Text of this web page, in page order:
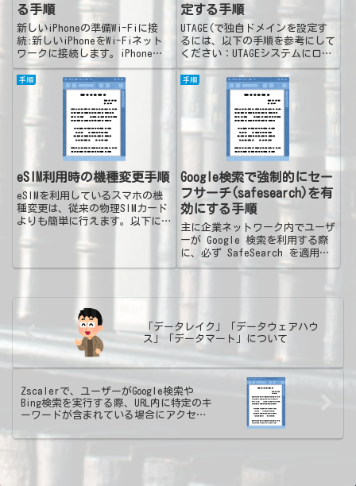
る手順
新しいiPhoneの準備Wi-Fiに接
続:新しいiPhoneをWi-Fiネット
ワークに接続します。iPhoneの
電源を入れ、画面の案内に従って
初期設定を行います。eSIMの転
送方法eSIMクイック転送を利用
する場合設定アプリを開く:新し
定する手順
UTAGE(で独自ドメインを設定す
るには、以下の手順を参考にして
ください：UTAGEシステムにログ
イン：UTAGEの管理画面にログイ
ンします。独自ドメイン管理メニ
ューにアクセス：右上のアカウン
ト名をクリックし、表示されるメ
ニューから「独自ド...
手順
eSIM利用時の機種変更手順
eSIMを利用しているスマホの機
種変更は、従来の物理SIMカード
よりも簡単に行えます。以下に一
eSIMの機種変更手順新しいスマ
に対応していることを確認しま
手順
Google検索で強制的にセー
フサーチ(safesearch)を有
効にする手順
主に企業ネットワーク内でユーザ
ーが Google 検索を利用する際
に、必ず SafeSearch を適用さ
せるため、DNS レベルで Google
「データレイク」「データウェアハウ
ス」「データマート」について
Zscalerで、ユーザーがGoogle検索や
Bing検索を実行する際、URL内に特定のキ
ーワードが含まれている場合にアクセス